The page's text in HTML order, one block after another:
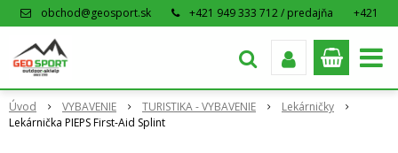
obchod@geosport.sk +421 949 333 712 / predajňa
+421
Úvod VYBAVENIE TURISTIKA - VYBAVENIE
Lekárničky
Lekárnička PIEPS First-Aid Splint